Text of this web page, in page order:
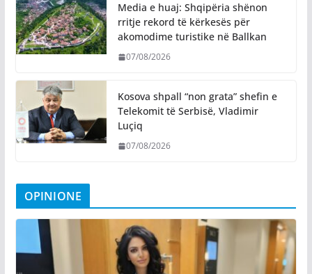
Media e huaj: Shqipëria shënon
rritje rekord të kërkesës për
akomodime turistike në Ballkan
07/08/2026
Kosova shpall “non grata” shefin e
Telekomit të Serbisë, Vladimir
Luçiq
07/08/2026
OPINIONE